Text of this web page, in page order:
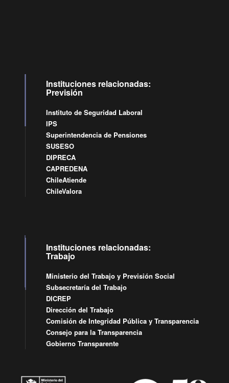
Instituciones relacionadas:
Previsión
Instituto de Seguridad Laboral
IPS
Superintendencia de Pensiones
SUSESO
DIPRECA
CAPREDENA
ChileAtiende
ChileValora
Instituciones relacionadas:
Trabajo
Ministerio del Trabajo y Previsión Social
Subsecretaría del Trabajo
DICREP
Dirección del Trabajo
Comisión de Integridad Pública y Transparencia
Consejo para la Transparencia
Gobierno Transparente